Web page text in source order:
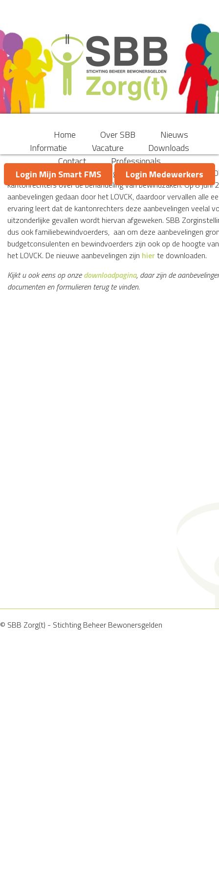
Home Over SBB
Nieuws
Informatie
Vacature
Downloads
Contact
Professionals
Login Mijn Smart FMS
Login Medewerkers
Jaarlijks stelt het Landelijk Overleg Vakinhoud Civiel en Kanton
kantonrechters over de behandeling van bewindzaken. Op 8 juni
aanbevelingen gedaan door het LOVCK, daardoor vervallen alle
ervaring leert dat de kantonrechters deze aanbevelingen veelal
uitzonderlijke gevallen wordt hiervan afgeweken. SBB
dus ook familiebewindvoerders, aan om deze aanbevelingen
budgetconsulenten en bewindvoerders zijn ook op de hoogte
het LOVCK. De nieuwe aanbevelingen zijn hierte downloaden.
Kijkt u ook eens op onzedownloadpagina, daar zijn de
documenten en formulieren terug te vinden.
© SBB Zorg(t) - Stichting Beheer Bewonersgelden